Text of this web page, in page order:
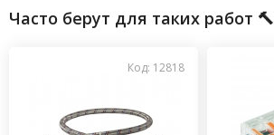
Часто берут для таких работ 🔨
Код: 12818